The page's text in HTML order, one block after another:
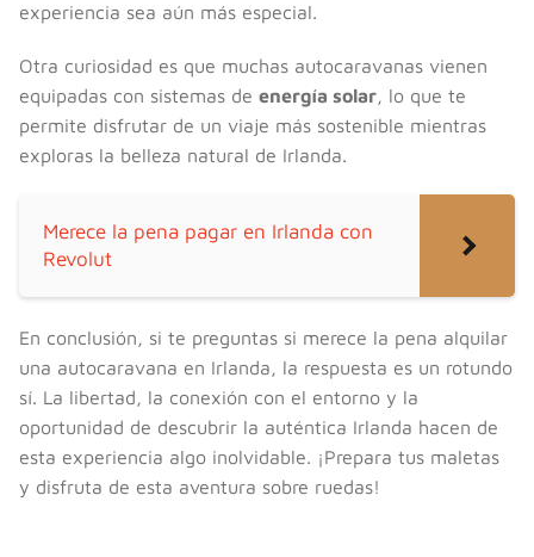
experiencia sea aún más especial.
Otra curiosidad es que muchas autocaravanas vienen
equipadas con sistemas de energía solar, lo que te
permite disfrutar de un viaje más sostenible mientras
exploras la belleza natural de Irlanda.
Merece la pena pagar en Irlanda con
Revolut
En conclusión, si te preguntas si merece la pena alquilar
una autocaravana en Irlanda, la respuesta es un rotundo
sí. La libertad, la conexión con el entorno y la
oportunidad de descubrir la auténtica Irlanda hacen de
esta experiencia algo inolvidable. ¡Prepara tus maletas
y disfruta de esta aventura sobre ruedas!